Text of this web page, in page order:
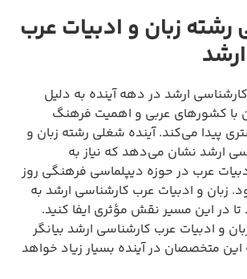
زبان و ادبیات عرب
ارشد در دهه آینده به دلیل
با کشورهای عربی و اهمیت فرهنگ
پیدا می‌کند. آینده شغلی رشته زبان و
ارشد نشان می‌دهد که نیاز به
عرب در حوزه دیپلماسی فرهنگی روز
زبان و ادبیات عرب کارشناسی ارشد به
در این مسیر نقش مؤثری ایفا کنید.
و ادبیات عرب کارشناسی ارشد بیانگر
این متخصصان در آینده بسیار زیاد خواهد